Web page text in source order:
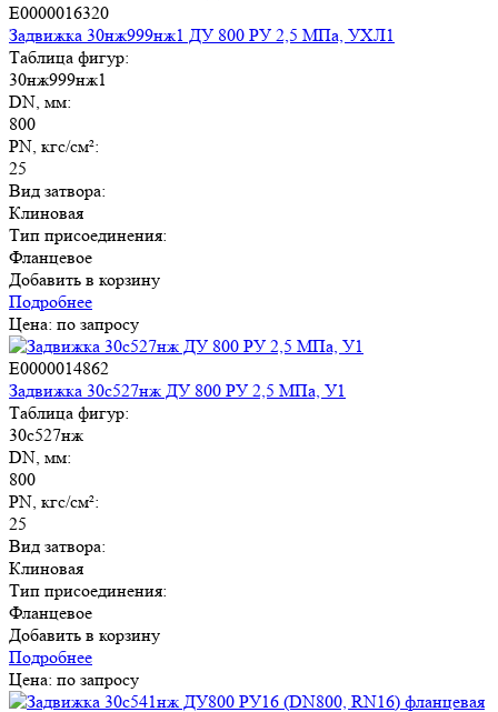
E0000016320
Задвижка 30нж999нж1 ДУ 800 РУ 2,5 МПа, УХЛ1
Таблица фигур:
30нж999нж1
DN, мм:
800
PN, кгс/см²:
25
Вид затвора:
Клиновая
Тип присоединения:
Фланцевое
Добавить в корзину
Подробнее
Цена: по запросу
E0000014862
Задвижка 30с527нж ДУ 800 РУ 2,5 МПа, У1
Таблица фигур:
30с527нж
DN, мм:
800
PN, кгс/см²:
25
Вид затвора:
Клиновая
Тип присоединения:
Фланцевое
Добавить в корзину
Подробнее
Цена: по запросу